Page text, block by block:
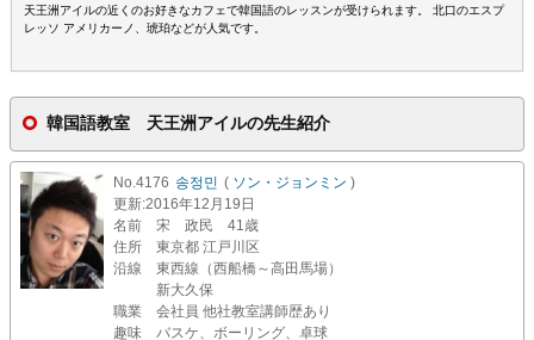
天王洲アイルの近くのお好きなカフェで韓国語のレッスンが受けられます。 北口のエスプ
レッソ アメリカーノ、琥珀などが人気です。
韓国語教室 天王洲アイルの先生紹介
No.4176 송정민 ( ソン・ジョンミン )
更新:2016年12月19日
名前
宋 政民 41歳
住所
東京都 江戸川区
沿線
東西線（西船橋～高田馬場）
新大久保
職業
会社員 他社教室講師歴あり
趣味
バスケ、ボーリング、卓球